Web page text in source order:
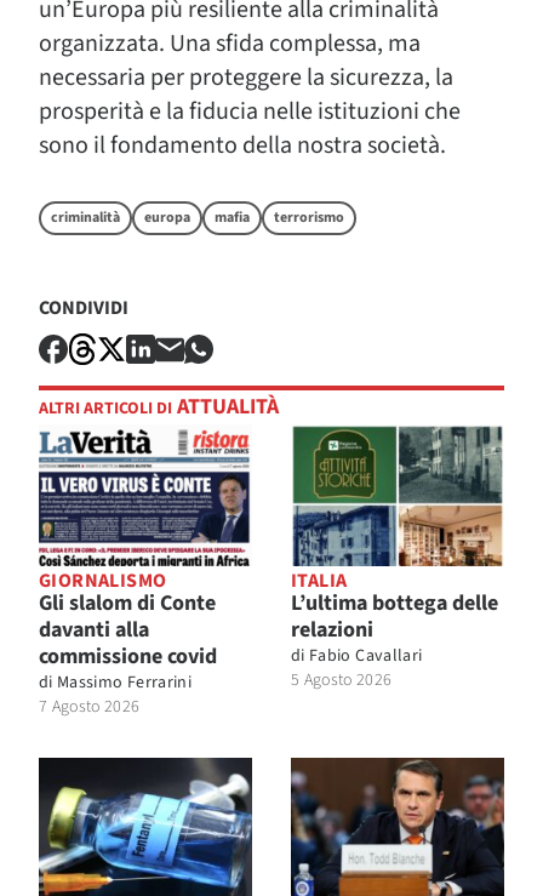
un’Europa più resiliente alla criminalità
organizzata. Una sfida complessa, ma
necessaria per proteggere la sicurezza, la
prosperità e la fiducia nelle istituzioni che
sono il fondamento della nostra società.
criminalità europa mafia terrorismo
CONDIVIDI
ALTRI ARTICOLI DI ATTUALITÀ
GIORNALISMO
Gli slalom di Conte
davanti alla
commissione covid
di Massimo Ferrarini
7 Agosto 2026
ITALIA
L’ultima bottega delle
relazioni
di Fabio Cavallari
5 Agosto 2026